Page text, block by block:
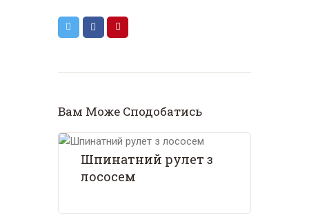
Вам Може Сподобатись
Шпинатний рулет з
лососем